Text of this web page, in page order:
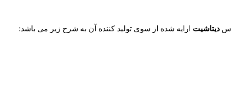
دیتاشیت ارایه شده از سوی تولید کننده آن به شرح زیر می باشد: